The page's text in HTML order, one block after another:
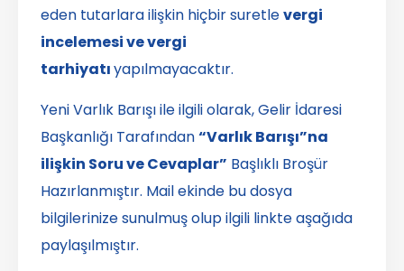
eden tutarlara ilişkin hiçbir suretlevergi
incelemesi ve vergi
tarhiyatıyapılmayacaktır.
Yeni Varlık Barışı ile ilgili olarak, Gelir İdaresi
Başkanlığı Tarafından“Varlık Barışı”na
ilişkin Soru ve Cevaplar” Başlıklı Broşür
Hazırlanmıştır. Mail ekinde bu dosya
bilgilerinize sunulmuş olup ilgili linkte aşağıda
paylaşılmıştır.